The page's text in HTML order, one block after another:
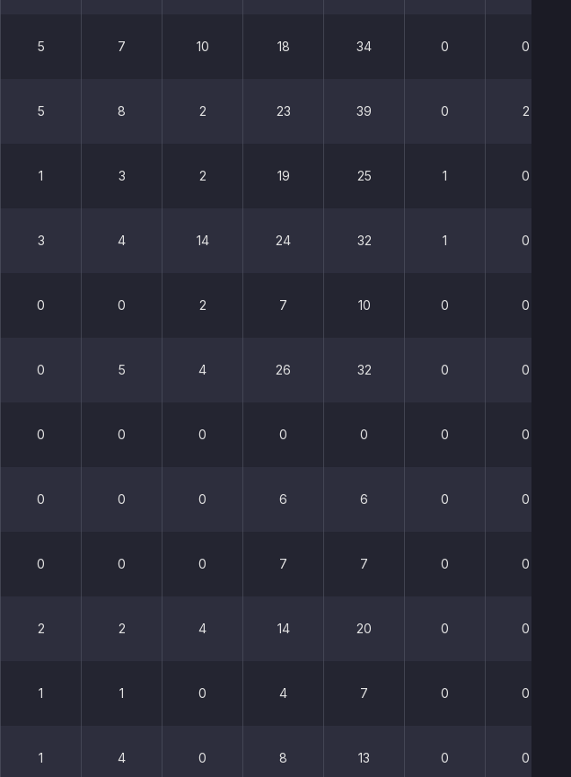
5 7 10 18 34 0 0
5 8 2 23 39 0 2
1 3 2 19 25 1 0
3 4 14 24 32 1 0
0 0 2 7 10 0 0
0 5 4 26 32 0 0
0 0 0 0 0 0 0
0 0 0 6 6 0 0
0 0 0 7 7 0 0
2 2 4 14 20 0 0
1 1 0 4 7 0 0
1 4 0 8 13 0 0